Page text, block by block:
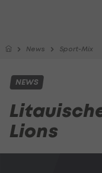
News Sport-Mix
NEWS
Lions